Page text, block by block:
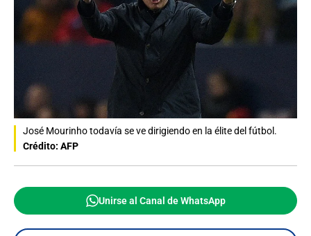
José Mourinho todavía se ve dirigiendo en la élite del fútbol.
Crédito: AFP
Unirse al Canal de WhatsApp